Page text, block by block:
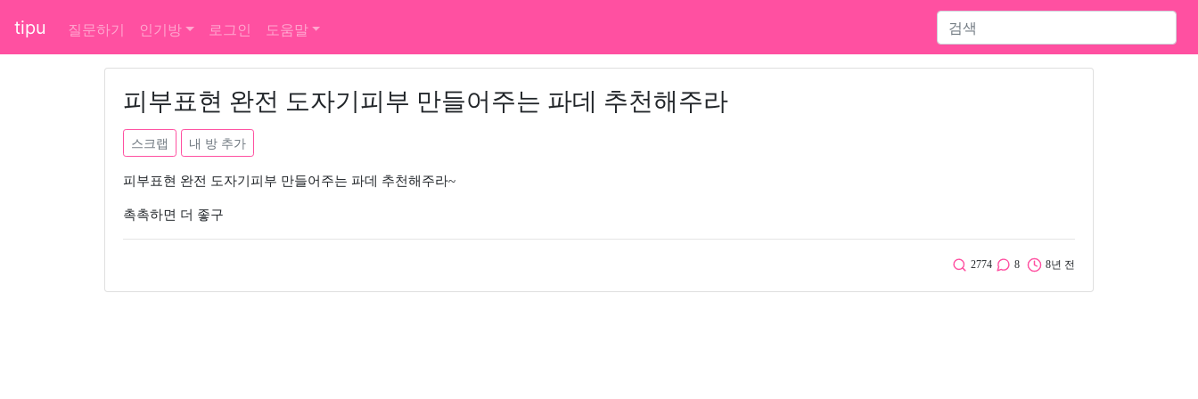
tipu 질문하기 인기방 로그인 도움말
피부표현 완전 도자기피부 만들어주는 파데 추천해주라
스크랩 내 방 추가
피부표현 완전 도자기피부 만들어주는 파데 추천해주라~
촉촉하면 더 좋구
2774 8 8년 전